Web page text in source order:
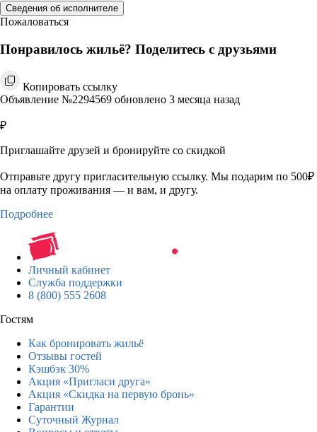
Сведения об исполнителе
Пожаловаться
Понравилось жильё? Поделитесь с друзьями
Копировать ссылку
Объявление №2294569 обновлено 3 месяца назад
₽
Приглашайте друзей и бронируйте со скидкой
Отправьте другу пригласительную ссылку. Мы подарим по 500₽
на оплату проживания — и вам, и другу.
Подробнее
Личный кабинет
Служба поддержки
8 (800) 555 2608
Гостям
Как бронировать жильё
Отзывы гостей
Кэшбэк 30%
Акция «Пригласи друга»
Акция «Скидка на первую бронь»
Гарантии
Суточный Журнал